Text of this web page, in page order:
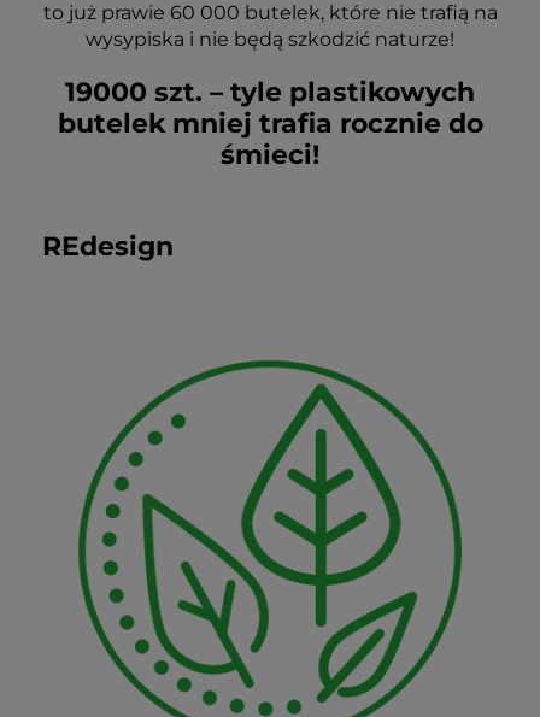
to już prawie 60 000 butelek, które nie trafią na
wysypiska i nie będą szkodzić naturze!
19000 szt. – tyle plastikowych
butelek mniej trafia rocznie do
śmieci!
REdesign